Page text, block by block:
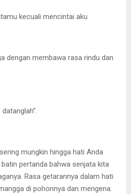
kecuali mencintai aku
dengan membawa rasa rindu dan
mungkin hingga hati Anda
pertanda bahwa senjata kita
Rasa getarannya dalam hati
di pohonnya dan mengena.